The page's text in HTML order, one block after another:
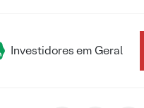
Investidores em Geral